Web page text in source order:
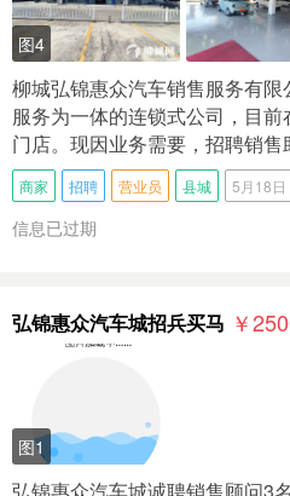
图4
柳城弘锦惠众汽车销售服务有
服务为一体的连锁式公司，目
门店。现因业务需要，招聘销
商家 招聘 营业员 县城 5月18日
信息已过期
弘锦惠众汽车城招兵买马 ￥
图1